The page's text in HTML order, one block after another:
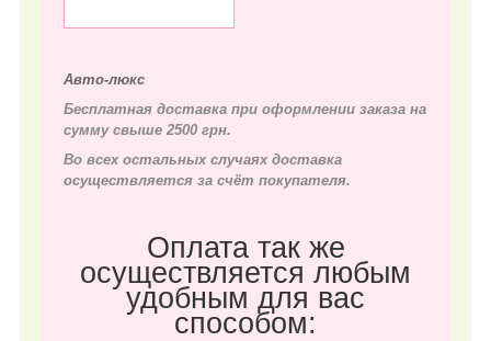
Авто-люкс
Бесплатная доставка при оформлении заказа на
сумму свыше 2500 грн.
Во всех остальных случаях доставка
осуществляется за счёт покупателя.
Оплата так же
осуществляется любым
удобным для вас
способом: